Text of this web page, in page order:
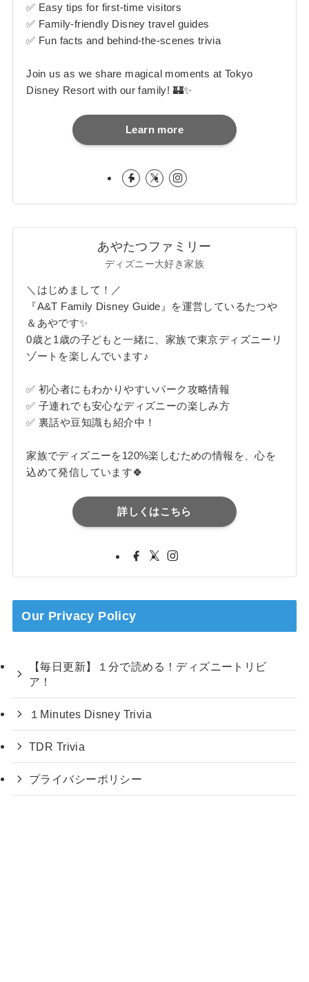
✅ Easy tips for first-time visitors
✅ Family-friendly Disney travel guides
✅ Fun facts and behind-the-scenes trivia
Join us as we share magical moments at Tokyo
Disney Resort with our family! 🏰✨
Learn more
あやたつファミリー
ディズニー大好き家族
＼はじめまして！／
『A&T Family Disney Guide』を運営しているたつや
＆あやです✨
0歳と1歳の子どもと一緒に、家族で東京ディズニーリ
ゾートを楽しんでいます♪
✅ 初心者にもわかりやすいパーク攻略情報
✅ 子連れでも安心なディズニーの楽しみ方
✅ 裏話や豆知識も紹介中！
家族でディズニーを120%楽しむための情報を、心を
込めて発信しています🍀
詳しくはこちら
Our Privacy Policy
【毎日更新】１分で読める！ディズニートリビ
ア！
１Minutes Disney Trivia
TDR Trivia
プライバシーポリシー